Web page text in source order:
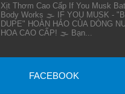
Xịt Thơm Cao Cấp If You Musk
Body Works 🌫️ IF YOU MUSK -
DUPE" HOÀN HẢO CỦA DÒNG
HOA CAO CẤP! 🌫️ Bạn...
FACEBOOK